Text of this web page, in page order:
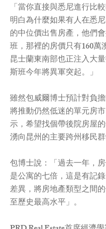
「當你直接與悉尼進行比
明白為什麼如果有人在悉
的中位價出售房產，他們
班，那裡的房價只有160萬
昆士蘭東南部也正注入大
斯班今年將異軍突起。」
雖然包威爾博士預計對負
將推動仍然低迷的單元房
示，希望找個帶後院房屋
湧向昆州的主要跨州移民群
包博士說：「過去一年，
是公寓的七倍，這是有記
差異，將房地產類型之間
至歷史最高水平」。